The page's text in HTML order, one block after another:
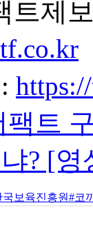
트제
팩트
? [
국보육진흥원#코